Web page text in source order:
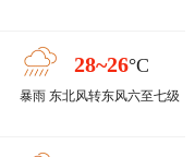
28~26°C
暴雨 东北风转东风六至七级